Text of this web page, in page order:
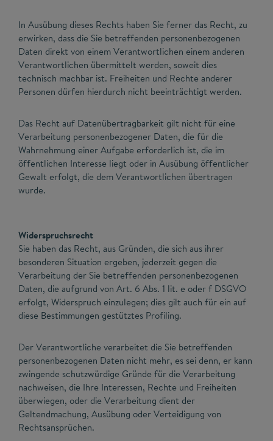
In Ausübung dieses Rechts haben Sie ferner das Recht, zu
erwirken, dass die Sie betreffenden personenbezogenen
Daten direkt von einem Verantwortlichen einem anderen
Verantwortlichen übermittelt werden, soweit dies
technisch machbar ist. Freiheiten und Rechte anderer
Personen dürfen hierdurch nicht beeinträchtigt werden.
Das Recht auf Datenübertragbarkeit gilt nicht für eine
Verarbeitung personenbezogener Daten, die für die
Wahrnehmung einer Aufgabe erforderlich ist, die im
öffentlichen Interesse liegt oder in Ausübung öffentlicher
Gewalt erfolgt, die dem Verantwortlichen übertragen
wurde.
Widerspruchsrecht
Sie haben das Recht, aus Gründen, die sich aus ihrer
besonderen Situation ergeben, jederzeit gegen die
Verarbeitung der Sie betreffenden personenbezogenen
Daten, die aufgrund von Art. 6 Abs. 1 lit. e oder f DSGVO
erfolgt, Widerspruch einzulegen; dies gilt auch für ein auf
diese Bestimmungen gestütztes Profiling.
Der Verantwortliche verarbeitet die Sie betreffenden
personenbezogenen Daten nicht mehr, es sei denn, er kann
zwingende schutzwürdige Gründe für die Verarbeitung
nachweisen, die Ihre Interessen, Rechte und Freiheiten
überwiegen, oder die Verarbeitung dient der
Geltendmachung, Ausübung oder Verteidigung von
Rechtsansprüchen.